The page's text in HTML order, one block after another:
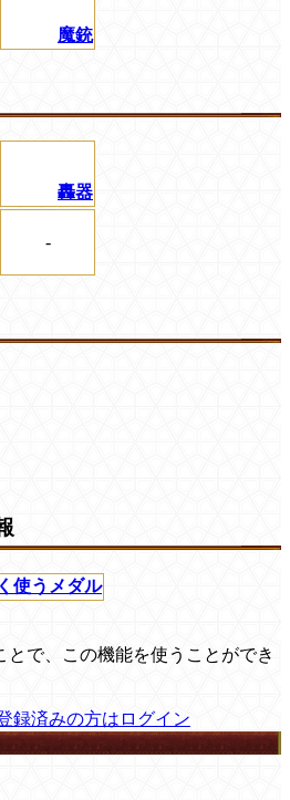
魔銃
轟器
-
使うメダル
とで、この機能を使うことができ
録済みの方はログイン